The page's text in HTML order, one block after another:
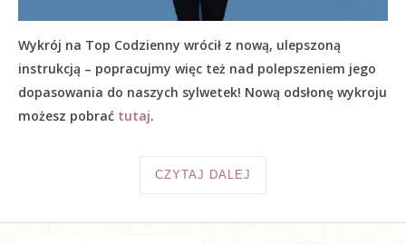
Wykrój na Top Codzienny wrócił z nową, ulepszoną
instrukcją – popracujmy więc też nad polepszeniem jego
dopasowania do naszych sylwetek! Nową odsłonę wykroju
możesz pobrać tutaj.
CZYTAJ DALEJ